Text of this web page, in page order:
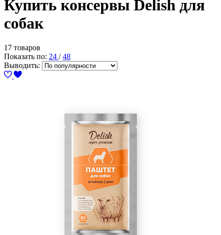
Купить консервы Delish для
собак
17 товаров
Показать по: 24 /48
Выводить: